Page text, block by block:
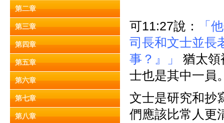
第二章
第三章
第四章
第五章
第六章
第七章
第八章
可11:27說：
「
司長和文士並長
事？』」 猶太領
士也是其中一員
文士是研究和抄
們應該比常人更